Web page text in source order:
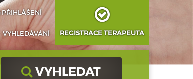
VYHLEDÁVÁNÍ
PŘIHLÁŠENÍ
REGISTRACE TERAPEUTA
VYHLEDAT